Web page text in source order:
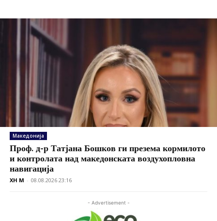
Македонија
Проф. д-р Татјана Бошков ги презема кормилото
и контролата над македонската воздухопловна
навигација
XH M - 08.08.2026 23:16
- Advertisement -